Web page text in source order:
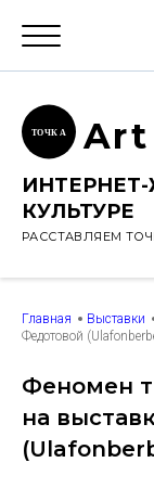
ТОЧК А Art
КУЛЬТУРЕ
РАССТАВЛЯЕМ
Главная Выставки
Федотовой
Феномен
на